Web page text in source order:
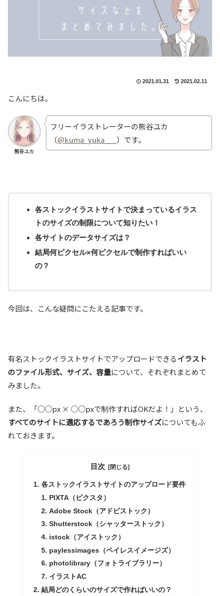
2021.01.31 2021.02.11
こんにちは。
熊谷ユカ
フリーイラストレーターの熊谷ユカ
（@kuma_yuka___ ）です。
各ストックイラストサイトで決まっているイラス
トのサイズの制限について知りたい！
各サイトのデータサイズは？
結局何ピクセル×何ピクセルで制作すればいい
の？
今回は、こんな疑問にこたえる記事です。
有名ストックイラストサイトでアップロードできるイラスト
のファイル形式、サイズ、容量について、それぞれまとめて
みました。
また、「○○px × ○○pxで制作すればOKだよ！」という、
すべてのサイトに適応するであろう制作サイズについてもふ
れておきます。
目次
各ストックイラストサイトのアップロード要件
PIXTA（ピクスタ）
Adobe Stock（アドビストック）
Shutterstock（シャッターストック）
istock（アイストック）
paylessimages（ペイレスイメージズ）
photolibrary（フォトライブラリー）
イラストAC
結局どのくらいのサイズで作ればいいの？